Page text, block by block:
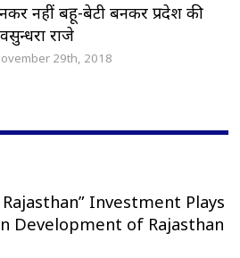
नहीं बहू-बेटी बनकर प्रदेश की
राजे
29th, 2018
Investment Plays
Development of Rajasthan